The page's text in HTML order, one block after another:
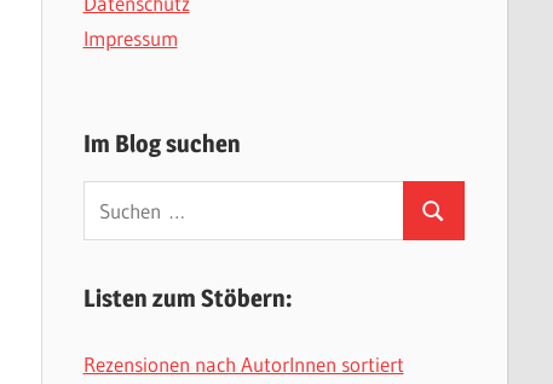
Impressum
Im Blog suchen
Suchen
nach:
Suchen
Listen zum Stöbern:
Rezensionen nach AutorInnen sortiert